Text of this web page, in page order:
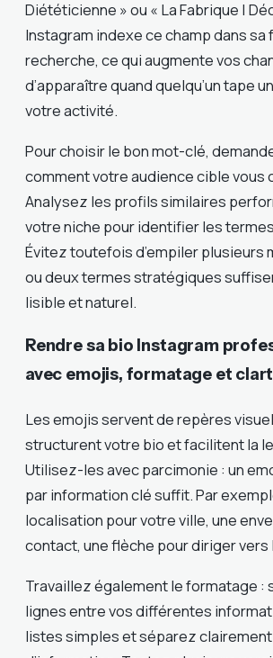
Diététicienne » ou « La Fabrique |
Instagram indexe ce champ dans sa
recherche, ce qui augmente vos
d’apparaître quand quelqu’un tape
votre activité.
Pour choisir le bon mot-clé,
comment votre audience cible vous
Analysez les profils similaires
votre niche pour identifier les
Évitez toutefois d’empiler plusieurs
ou deux termes stratégiques
lisible et naturel.
Rendre sa bio Instagram
avec emojis, formatage et
Les emojis servent de repères
structurent votre bio et facilitent la
Utilisez-les avec parcimonie : un
par information clé suffit. Par
localisation pour votre ville, une
contact, une flèche pour diriger vers
Travaillez également le formatage :
lignes entre vos différentes
listes simples et séparez